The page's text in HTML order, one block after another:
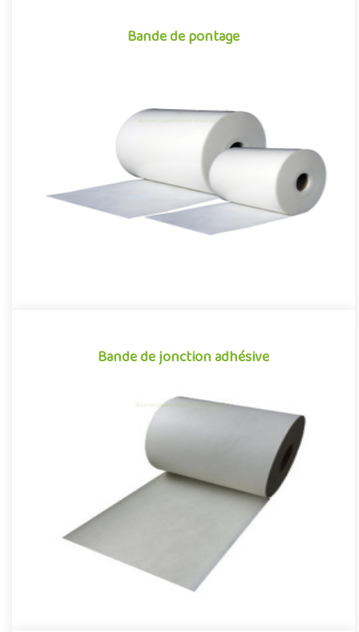
Bande de pontage
Bande de pontage
La Bande de jonction pour Gazon Synthétique est utilisée pour
le collage des lès de Gazon Artificiel sur la terre o..
Bande de jonction adhésive
Bande de jonction adhésive
Les Bandes de jonction pré-encollés pour Gazon Synthétique
sont utilisées pour le collage des lès de Gazon entre elles.Cette ..